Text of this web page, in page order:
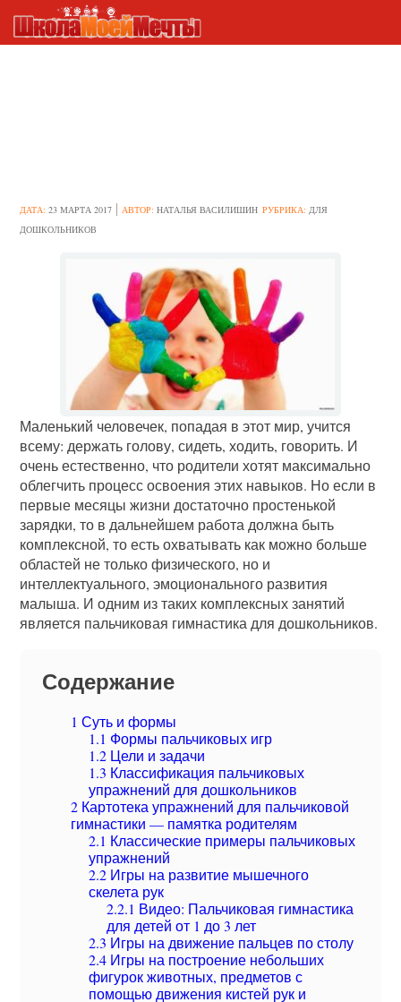
ДАТА:23 МАРТА 2017 АВТОР:НАТАЛЬЯ ВАСИЛИШИН РУБРИКА:ДЛЯ
ДОШКОЛЬНИКОВ
Маленький человечек, попадая в этот мир, учится
всему: держать голову, сидеть, ходить, говорить. И
очень естественно, что родители хотят максимально
облегчить процесс освоения этих навыков. Но если в
первые месяцы жизни достаточно простенькой
зарядки, то в дальнейшем работа должна быть
комплексной, то есть охватывать как можно больше
областей не только физического, но и
интеллектуального, эмоционального развития
малыша. И одним из таких комплексных занятий
является пальчиковая гимнастика для дошкольников.
Содержание
1 Суть и формы
1.1 Формы пальчиковых игр
1.2 Цели и задачи
1.3 Классификация пальчиковых
упражнений для дошкольников
2 Картотека упражнений для пальчиковой
гимнастики — памятка родителям
2.1 Классические примеры пальчиковых
упражнений
2.2 Игры на развитие мышечного
скелета рук
2.2.1 Видео: Пальчиковая гимнастика
для детей от 1 до 3 лет
2.3 Игры на движение пальцев по столу
2.4 Игры на построение небольших
фигурок животных, предметов с
помощью движения кистей рук и